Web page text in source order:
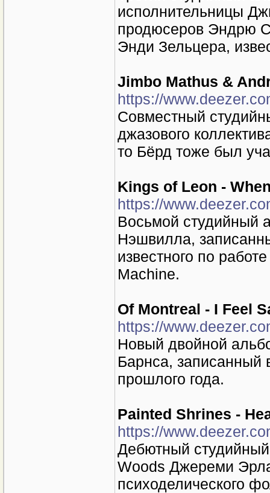
исполнительницы
продюсеров Эндрю
Энди Зельцера,
Jimbo Mathus &
https://
Совместный
джазового
то Бёрд тоже был
Kings of Leon -
https://
Восьмой студийный
Нэшвилла,
известного по
Machine.
Of Montreal - I Feel
https://
Новый двойной
Барнса, записанный
прошлого года.
Painted Shrines -
https://
Дебютный
Woods Джереми
психоделического